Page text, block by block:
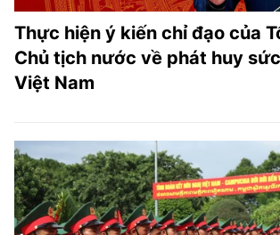
Thực hiện ý kiến chỉ đạo của
Chủ tịch nước về phát huy
Việt Nam